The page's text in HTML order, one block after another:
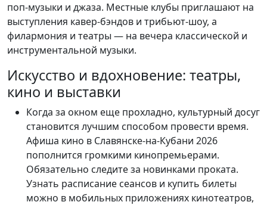
поп-музыки и джаза. Местные клубы приглашают на
выступления кавер-бэндов и трибьют-шоу, а
филармония и театры — на вечера классической и
инструментальной музыки.
Искусство и вдохновение: театры,
кино и выставки
Когда за окном еще прохладно, культурный досуг
становится лучшим способом провести время.
Афиша кино в Славянске-на-Кубани 2026
пополнится громкими кинопремьерами.
Обязательно следите за новинками проката.
Узнать расписание сеансов и купить билеты
можно в мобильных приложениях кинотеатров,